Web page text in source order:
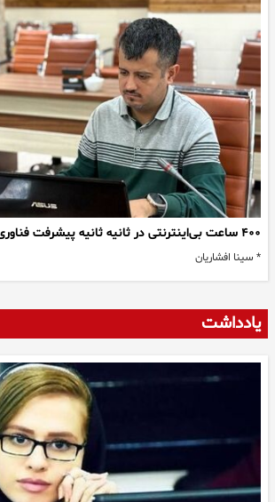
۴۰۰ ساعت بی‌اینترنتی در ثانیه ثانیه پیشرفت فناوری
* سینا افشاریان
یادداشت